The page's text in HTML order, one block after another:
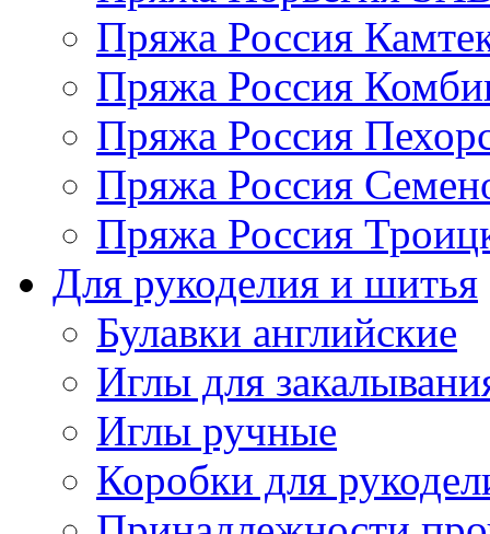
Пряжа Россия
Пряжа Россия
Пряжа Россия
Пряжа Россия
Пряжа Россия
Для рукоделия и шитья
Булавки английские
Иглы для
Иглы ручные
Коробки для